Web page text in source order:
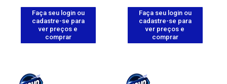
Faça seu login ou
cadastre-se para
ver preços e
comprar
Faça seu login ou
cadastre-se para
ver preços e
comprar